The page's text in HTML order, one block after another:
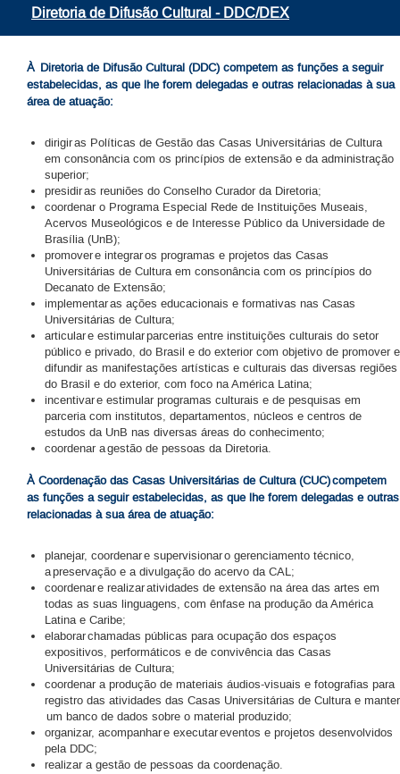
Diretoria de Difusão Cultural - DDC/DEX
À Diretoria de Difusão Cultural (DDC) competem as funções a seguir
estabelecidas, as que lhe forem delegadas e outras relacionadas à sua
área de atuação:
dirigir as Políticas de Gestão das Casas Universitárias de Cultura
em consonância com os princípios de extensão e da administração
superior;
presidir as reuniões do Conselho Curador da Diretoria;
coordenar o Programa Especial Rede de Instituições Museais,
Acervos Museológicos e de Interesse Público da Universidade de
Brasília (UnB);
promover e integrar os programas e projetos das Casas
Universitárias de Cultura em consonância com os princípios do
Decanato de Extensão;
implementar as ações educacionais e formativas nas Casas
Universitárias de Cultura;
articular e estimular parcerias entre instituições culturais do setor
público e privado, do Brasil e do exterior com objetivo de promover e
difundir as manifestações artísticas e culturais das diversas regiões
do Brasil e do exterior, com foco na América Latina;
incentivar e estimular programas culturais e de pesquisas em
parceria com institutos, departamentos, núcleos e centros de
estudos da UnB nas diversas áreas do conhecimento;
coordenar a gestão de pessoas da Diretoria.
À Coordenação das Casas Universitárias de Cultura (CUC) competem
as funções a seguir estabelecidas, as que lhe forem delegadas e outras
relacionadas à sua área de atuação:
planejar, coordenar e supervisionar o gerenciamento técnico,
a preservação e a divulgação do acervo da CAL;
coordenar e realizar atividades de extensão na área das artes em
todas as suas linguagens, com ênfase na produção da América
Latina e Caribe;
elaborar chamadas públicas para ocupação dos espaços
expositivos, performáticos e de convivência das Casas
Universitárias de Cultura;
coordenar a produção de materiais áudios-visuais e fotografias para
registro das atividades das Casas Universitárias de Cultura e manter
um banco de dados sobre o material produzido;
organizar, acompanhar e executar eventos e projetos desenvolvidos
pela DDC;
realizar a gestão de pessoas da coordenação.